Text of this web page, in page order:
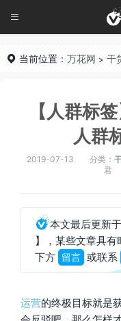

 当前位置： 万花网 > 干
【人群标
人群
2019-07-13 分类：
君
本文最后更新于
】
，某些文章具
下方 留言 或联系
运营的终极目标就是